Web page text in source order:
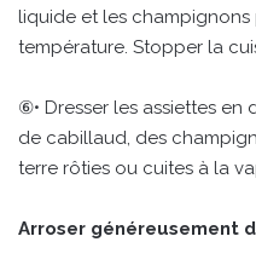
liquide et les champignons
température. Stopper la
⑥• Dresser les assiettes
de cabillaud, des
terre rôties ou cuites à la
Arroser généreusement